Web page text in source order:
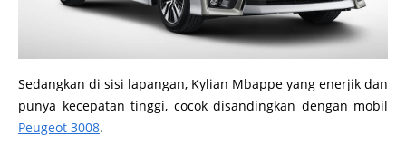
Sedangkan di sisi lapangan, Kylian Mbappe yang enerjik dan
punya kecepatan tinggi, cocok disandingkan dengan mobil
Peugeot 3008.